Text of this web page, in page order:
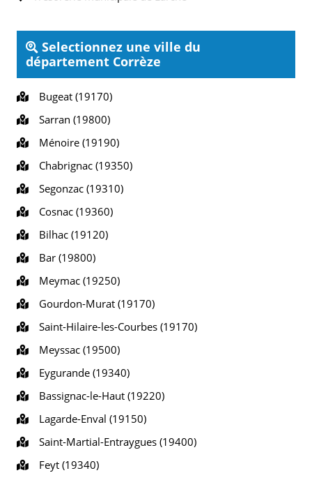
Selectionnez une ville du
département Corrèze
Bugeat (19170)
Sarran (19800)
Ménoire (19190)
Chabrignac (19350)
Segonzac (19310)
Cosnac (19360)
Bilhac (19120)
Bar (19800)
Meymac (19250)
Gourdon-Murat (19170)
Saint-Hilaire-les-Courbes (19170)
Meyssac (19500)
Eygurande (19340)
Bassignac-le-Haut (19220)
Lagarde-Enval (19150)
Saint-Martial-Entraygues (19400)
Feyt (19340)